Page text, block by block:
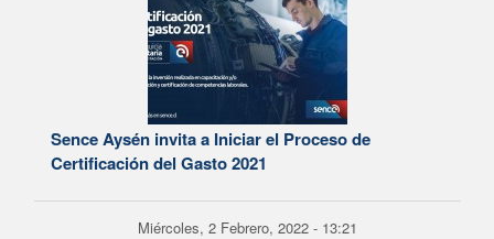
Sence Aysén invita a Iniciar el Proceso de
Certificación del Gasto 2021
Miércoles, 2 Febrero, 2022 - 13:21